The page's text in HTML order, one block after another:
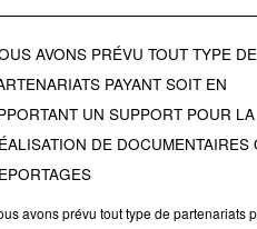
AVONS PRÉVU TOUT TYPE DE
PAYANT SOIT EN
UN SUPPORT POUR LA
DE DOCUMENTAIRES
avons prévu tout type de partenariats